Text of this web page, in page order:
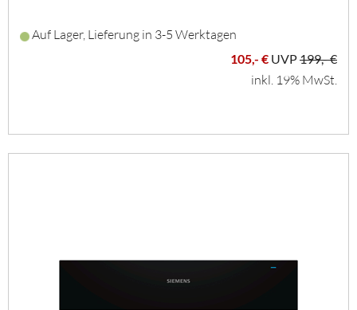
Auf Lager, Lieferung in 3-5 Werktagen
105,- € UVP199,- €
inkl. 19% MwSt.